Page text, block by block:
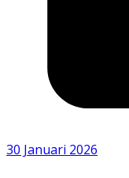
30 Januari 2026